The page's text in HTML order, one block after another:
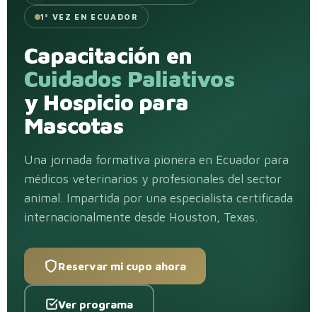
1ª VEZ EN ECUADOR
Capacitación en
Cuidados Paliativos
y Hospicio para
Mascotas
Una jornada formativa pionera en Ecuador para
médicos veterinarios y profesionales del sector
animal. Impartida por una especialista certificada
internacionalmente desde Houston, Texas.
Reservar mi cupo ahora
Ver programa